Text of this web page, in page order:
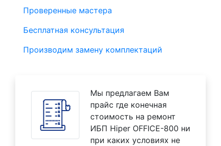
Проверенные мастера
Бесплатная консультация
Производим замену комплектаций
Мы предлагаем Вам
прайс где конечная
стоимость на ремонт
ИБП Hiper OFFICE-800 ни
при каких условиях не